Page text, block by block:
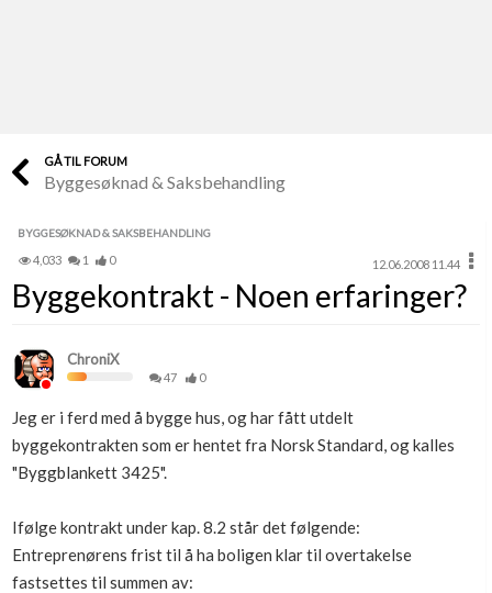
Finn håndverkere
Papirer som mangler
Skaff dokumentasjon som mangler
Kundeservice
Få svar på det du lurer på
Kom i gang med Boligmappa
Se din bolig? Klikk her
Boligmappa+
Få mer ut av Boligmappa
GÅ TIL FORUM
Byggesøknad & Saksbehandling
BYGGESØKNAD & SAKSBEHANDLING
4,033 1 0 12.06.2008 11.44
Byggekontrakt - Noen erfaringer?
ChroniX
47 0
Jeg er i ferd med å bygge hus, og har fått utdelt
byggekontrakten som er hentet fra Norsk Standard, og kalles
"Byggblankett 3425".
Ifølge kontrakt under kap. 8.2 står det følgende:
Entreprenørens frist til å ha boligen klar til overtakelse
fastsettes til summen av: